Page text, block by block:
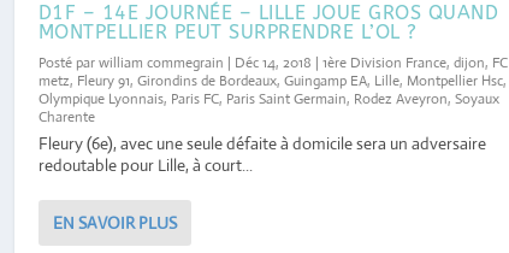
D1F – 14E JOURNÉE – LILLE JOUE GROS QUAND
MONTPELLIER PEUT SURPRENDRE L’OL ?
Posté parwilliam commegrain | Déc 14, 2018 | 1ère Division France, dijon, FC
metz, Fleury 91, Girondins de Bordeaux, Guingamp EA, Lille, Montpellier Hsc,
Olympique Lyonnais, Paris FC, Paris Saint Germain, Rodez Aveyron, Soyaux
Charente
Fleury (6e), avec une seule défaite à domicile sera un adversaire
redoutable pour Lille, à court...
EN SAVOIR PLUS